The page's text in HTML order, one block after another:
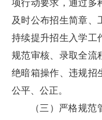
项行动要求，通过多
及时公布招生简章、
持续提升招生入学工
规范审核、录取全流
绝暗箱操作、违规招
公平、公正。
（三）严格规